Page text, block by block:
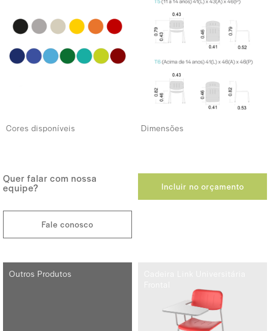
Cores disponíveis Dimensões
Quer falar com nossa
equipe?
Fale conosco
Incluir no orçamento
Outros Produtos